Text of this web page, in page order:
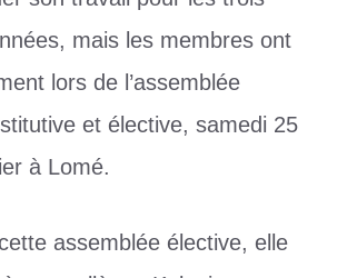
mais les membres ont
lors de l’assemblée
et élective, samedi 25
à Lomé.
assemblée élective, elle